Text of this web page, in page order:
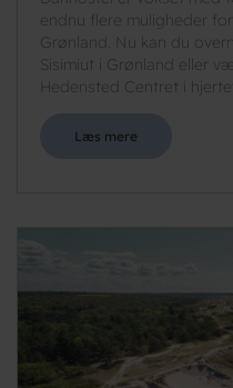
endnu flere muligheder
Grønland. Nu kan du
Sisimiut i Grønland eller
Hedensted Centret i
Læs mere